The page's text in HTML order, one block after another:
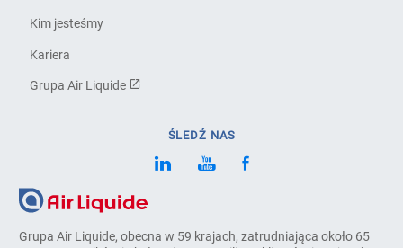
Grupa Air Liquide, obecna w 59 krajach, zatrudniająca około 65
Kim jesteśmy
Kariera
Grupa Air Liquide
ŚLEDŹ NAS